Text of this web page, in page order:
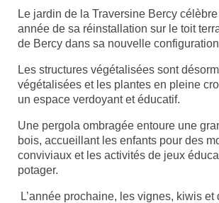
Le jardin de la Traversine Bercy
année de sa réinstallation sur le toit
de Bercy dans sa nouvelle
Les structures végétalisées sont
végétalisées et les plantes en pleine
un espace verdoyant et éducatif.
Une pergola ombragée entoure une
bois, accueillant les enfants pour des
conviviaux et les activités de jeux
potager.
L’année prochaine, les vignes, kiwis et